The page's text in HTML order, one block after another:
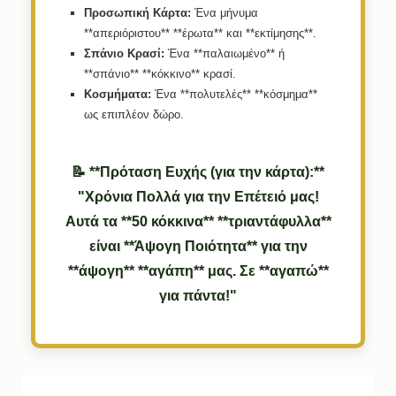
Προσωπική Κάρτα: Ένα μήνυμα
**απεριόριστου** **έρωτα** και **εκτίμησης**.
Σπάνιο Κρασί: Ένα **παλαιωμένο** ή
**σπάνιο** **κόκκινο** κρασί.
Κοσμήματα: Ένα **πολυτελές** **κόσμημα**
ως επιπλέον δώρο.
📝 **Πρόταση Ευχής (για την κάρτα):**
"Χρόνια Πολλά για την Επέτειό μας!
Αυτά τα **50 κόκκινα** **τριαντάφυλλα**
είναι **Άψογη Ποιότητα** για την
**άψογη** **αγάπη** μας. Σε **αγαπώ**
για πάντα!"